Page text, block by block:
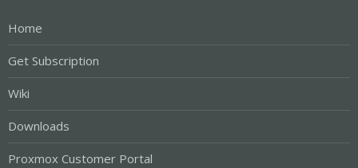
Home
Get Subscription
Wiki
Downloads
Proxmox Customer Portal